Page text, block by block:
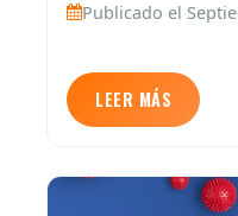
Publicado el
LEER MÁS